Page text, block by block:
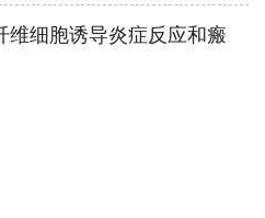
维细胞诱导炎症反应和瘢